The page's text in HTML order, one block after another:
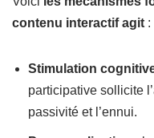
contenu interactif agit :
Stimulation
participative sollicite
passivité et l’ennui.